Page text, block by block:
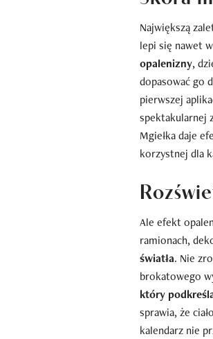
Największą
lepi się nawet
opalenizny,
dopasować go
pierwszej
spektakularnej
Mgiełka daje
korzystnej dla
Ale efekt
ramionach,
światła. Nie
brokatowego
który
sprawia, że
kalendarz nie